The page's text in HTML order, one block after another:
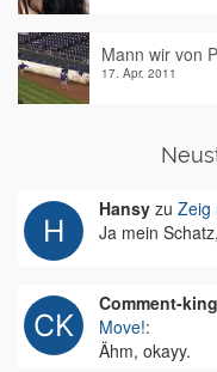
Mann wir von
17. Apr. 2011
Hansy zu Zeig
Ja mein
Comment-king
Move!:
Ähm, okayy.